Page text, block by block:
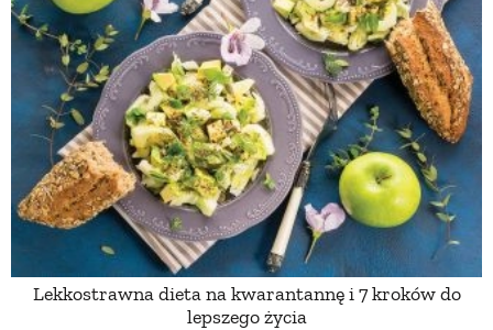
Lekkostrawna dieta na kwarantannę i 7 kroków do
lepszego życia